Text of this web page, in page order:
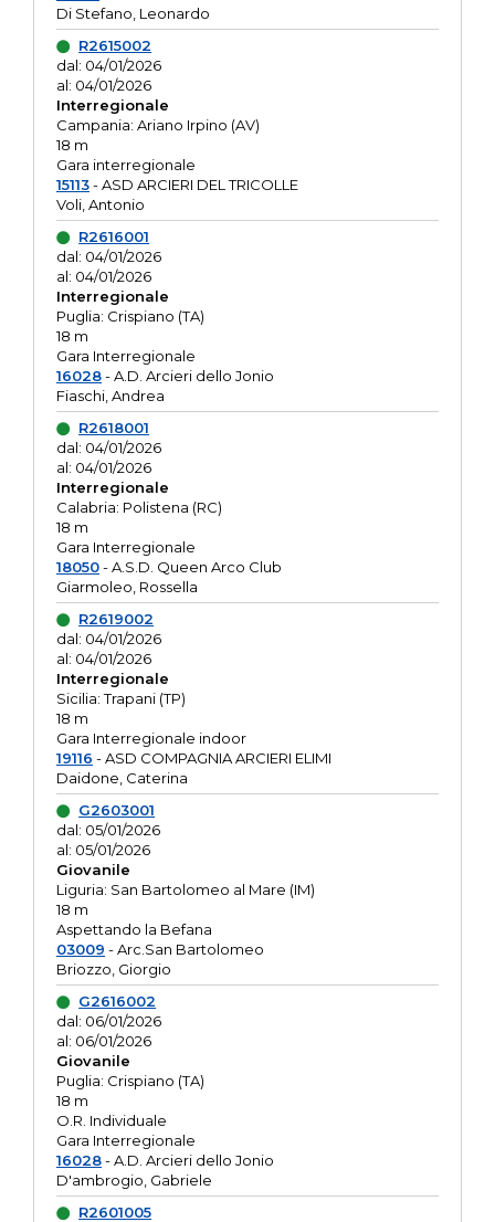
Di Stefano, Leonardo
R2615002
dal: 04/01/2026
al: 04/01/2026
Interregionale
Campania: Ariano Irpino (AV)
18 m
Gara interregionale
15113- ASD ARCIERI DEL TRICOLLE
Voli, Antonio
R2616001
dal: 04/01/2026
al: 04/01/2026
Interregionale
Puglia: Crispiano (TA)
18 m
Gara Interregionale
16028- A.D. Arcieri dello Jonio
Fiaschi, Andrea
R2618001
dal: 04/01/2026
al: 04/01/2026
Interregionale
Calabria: Polistena (RC)
18 m
Gara Interregionale
18050- A.S.D. Queen Arco Club
Giarmoleo, Rossella
R2619002
dal: 04/01/2026
al: 04/01/2026
Interregionale
Sicilia: Trapani (TP)
18 m
Gara Interregionale indoor
19116 - ASD COMPAGNIA ARCIERI ELIMI
Daidone, Caterina
G2603001
dal: 05/01/2026
al: 05/01/2026
Giovanile
Liguria: San Bartolomeo al Mare (IM)
18 m
Aspettando la Befana
03009 - Arc.San Bartolomeo
Briozzo, Giorgio
G2616002
dal: 06/01/2026
al: 06/01/2026
Giovanile
Puglia: Crispiano (TA)
18 m
O.R. Individuale
Gara Interregionale
16028- A.D. Arcieri dello Jonio
D'ambrogio, Gabriele
R2601005